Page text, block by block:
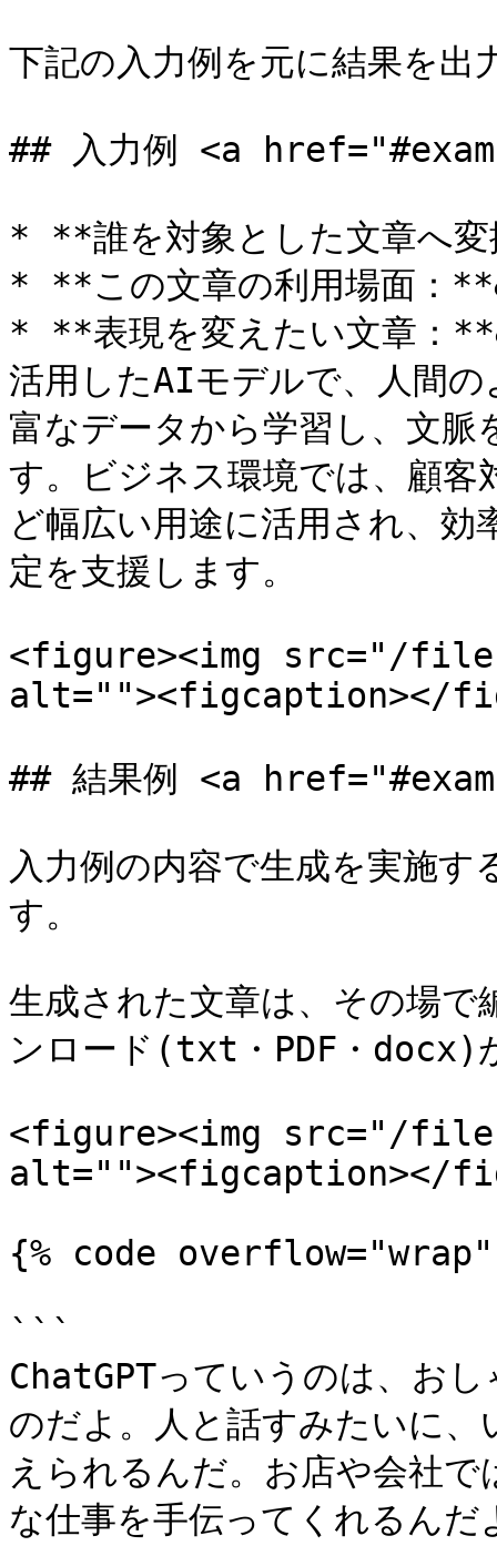
下記の入力例を元に結果を出
## 入力例 <a
* **誰を対象とした文章へ
* **この文章の利用場面：
* **表現を変えたい文章：
活用したAIモデルで、人間
富なデータから学習し、文脈
す。ビジネス環境では、顧客
ど幅広い用途に活用され、
定を支援します。
<figure><img src="/files/
alt=""><figcaption></
## 結果例 <a
入力例の内容で生成を実施
す。
生成された文章は、その場
ンロード(txt・PDF・docx)
<figure><img src="/
alt=""><figcaption></
{% code
```
ChatGPTっていうのは、お
のだよ。人と話すみたいに
えられるんだ。お店や会社
な仕事を手伝ってくれるん